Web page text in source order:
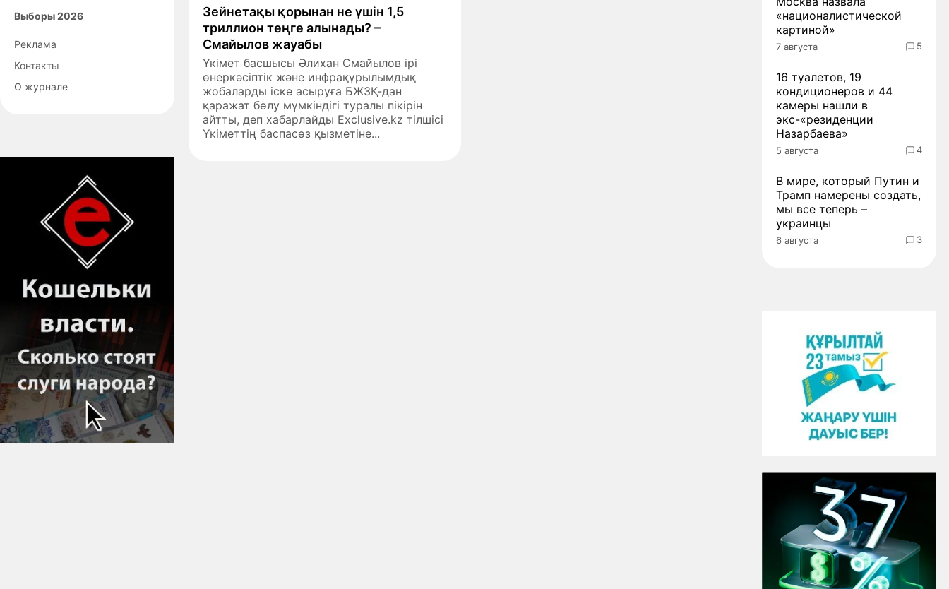
Выборы 2026
Реклама
Контакты
О журнале
Зейнетақы қорынан не үшін 1,5
триллион теңге алынады? –
Смайылов жауабы
Үкімет басшысы Әлихан Смайылов ірі
өнеркәсіптік және инфрақұрылымдық
жобаларды іске асыруға БЖЗҚ-дан
қаражат бөлу мүмкіндігі туралы пікірін
айтты, деп хабарлайды Exclusive.kz тілшісі
Үкіметтің баспасөз қызметіне...
«националистической
картиной»
7 августа 5
16 туалетов, 19
кондиционеров и 44
камеры нашли в
экс-«резиденции
Назарбаева»
5 августа 4
В мире, который Путин и
Трамп намерены создать,
мы все теперь –
украинцы
6 августа 3